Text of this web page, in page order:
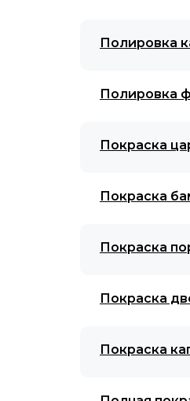
Полировка
Полировка
Покраска
Покраска
Покраска
Покраска
Покраска